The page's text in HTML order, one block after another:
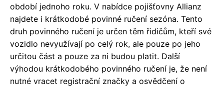
období jednoho roku. V nabídce pojišťovny Allianz
najdete i krátkodobé povinné ručení sezóna. Tento
druh povinného ručení je určen těm řidičům, kteří své
vozidlo nevyužívají po celý rok, ale pouze po jeho
určitou část a pouze za ni budou platit. Další
výhodou krátkodobého povinného ručení je, že není
nutné vracet registrační značky a osvědčení o